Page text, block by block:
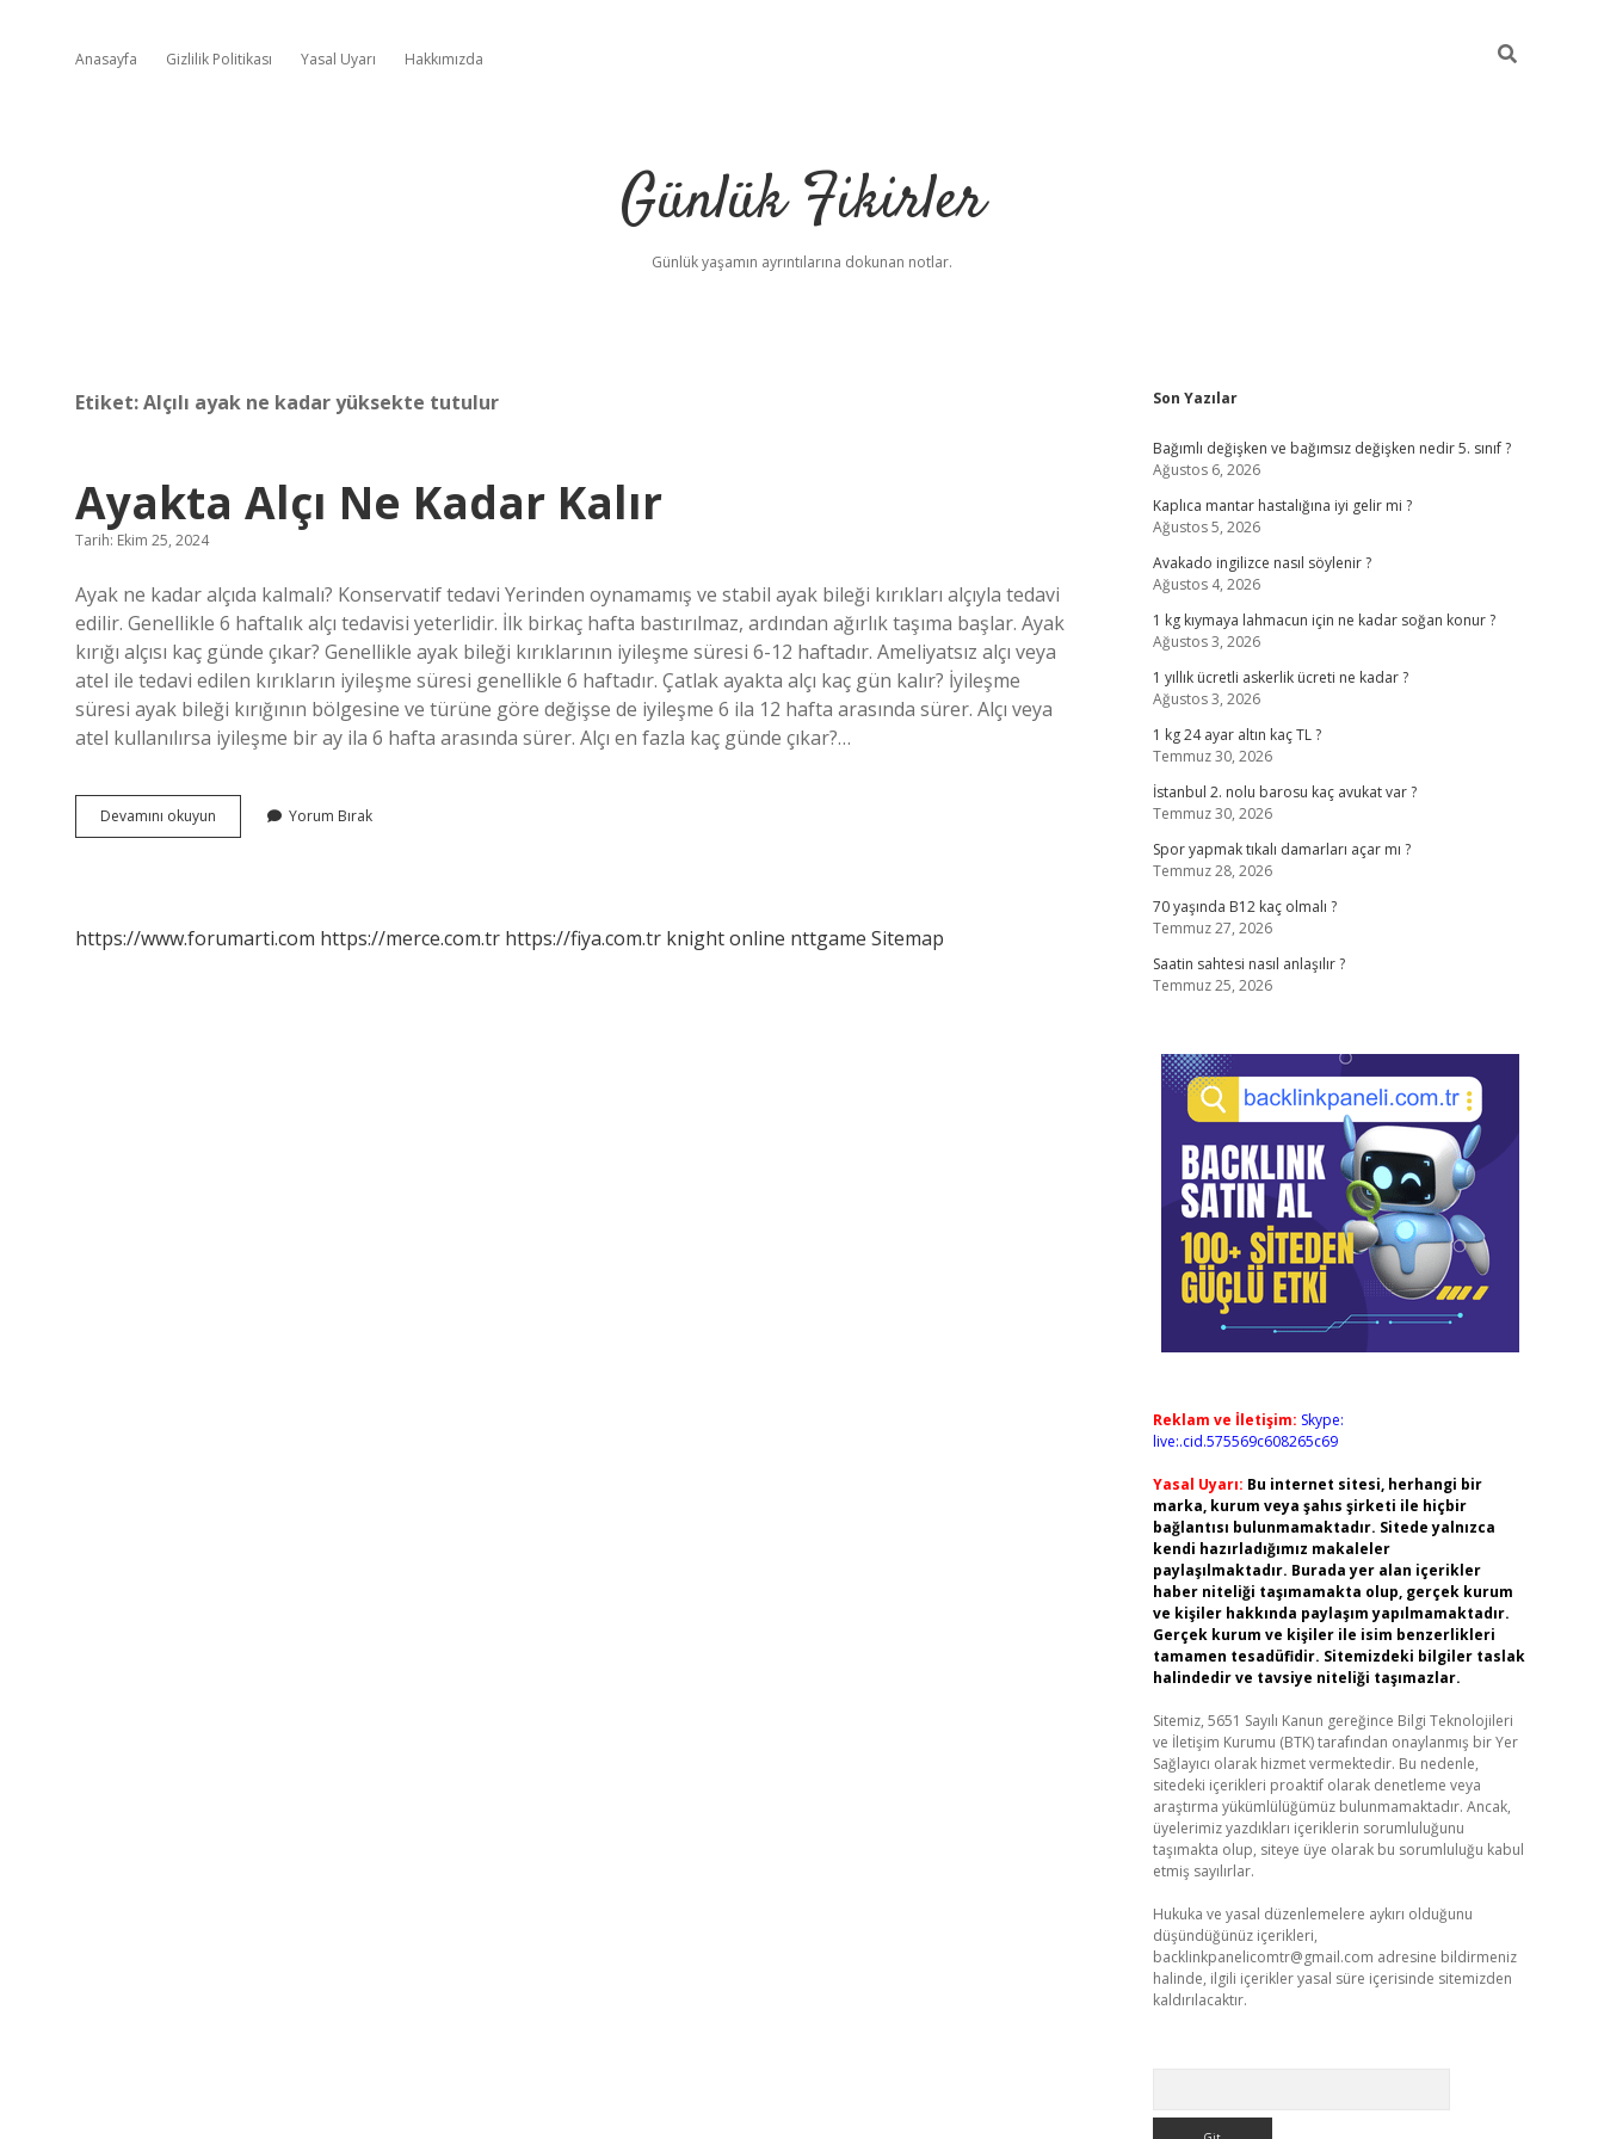
Anasayfa Gizlilik Politikası Yasal Uyarı Hakkımızda
Günlük Fikirler
Günlük yaşamın ayrıntılarına dokunan notlar.
Etiket:Alçılı ayak ne kadar yüksekte tutulur
Ayakta Alçı Ne Kadar Kalır
Tarih: Ekim 25, 2024
Ayak ne kadar alçıda kalmalı? Konservatif tedavi Yerinden oynamamış ve stabil ayak bileği kırıkları alçıyla tedavi
edilir. Genellikle 6 haftalık alçı tedavisi yeterlidir. İlk birkaç hafta bastırılmaz, ardından ağırlık taşıma başlar. Ayak
kırığı alçısı kaç günde çıkar? Genellikle ayak bileği kırıklarının iyileşme süresi 6-12 haftadır. Ameliyatsız alçı veya
atel ile tedavi edilen kırıkların iyileşme süresi genellikle 6 haftadır. Çatlak ayakta alçı kaç gün kalır? İyileşme
süresi ayak bileği kırığının bölgesine ve türüne göre değişse de iyileşme 6 ila 12 hafta arasında sürer. Alçı veya
atel kullanılırsa iyileşme bir ay ila 6 hafta arasında sürer. Alçı en fazla kaç günde çıkar?…
Devamını okuyun
Alçı
Yorum Bırak
https://www.forumarti.com https://merce.com.tr https://fiya.com.tr knight online nttgame Sitemap
Sidebar
Son Yazılar
Bağımlı değişken ve bağımsız değişken nedir 5. sınıf ?
Ağustos 6, 2026
Kaplıca mantar hastalığına iyi gelir mi ?
Ağustos 5, 2026
Avakado ingilizce nasıl söylenir ?
Ağustos 4, 2026
1 kg kıymaya lahmacun için ne kadar soğan konur ?
Ağustos 3, 2026
1 yıllık ücretli askerlik ücreti ne kadar ?
Ağustos 3, 2026
1 kg 24 ayar altın kaç TL ?
Temmuz 30, 2026
İstanbul 2. nolu barosu kaç avukat var ?
Temmuz 30, 2026
Spor yapmak tıkalı damarları açar mı ?
Temmuz 28, 2026
70 yaşında B12 kaç olmalı ?
Temmuz 27, 2026
Saatin sahtesi nasıl anlaşılır ?
Temmuz 25, 2026
Reklam ve İletişim: Skype:
live:.cid.575569c608265c69
Yasal Uyarı: Bu internet sitesi, herhangi bir
marka, kurum veya şahıs şirketi ile hiçbir
bağlantısı bulunmamaktadır. Sitede yalnızca
kendi hazırladığımız makaleler
paylaşılmaktadır. Burada yer alan içerikler
haber niteliği taşımamakta olup, gerçek kurum
ve kişiler hakkında paylaşım yapılmamaktadır.
Gerçek kurum ve kişiler ile isim benzerlikleri
tamamen tesadüfidir. Sitemizdeki bilgiler taslak
halindedir ve tavsiye niteliği taşımazlar.
Sitemiz, 5651 Sayılı Kanun gereğince Bilgi Teknolojileri
ve İletişim Kurumu (BTK) tarafından onaylanmış bir Yer
Sağlayıcı olarak hizmet vermektedir. Bu nedenle,
sitedeki içerikleri proaktif olarak denetleme veya
araştırma yükümlülüğümüz bulunmamaktadır. Ancak,
üyelerimiz yazdıkları içeriklerin sorumluluğunu
taşımakta olup, siteye üye olarak bu sorumluluğu kabul
etmiş sayılırlar.
Hukuka ve yasal düzenlemelere aykırı olduğunu
düşündüğünüz içerikleri,
backlinkpanelicomtr@gmail.com adresine bildirmeniz
halinde, ilgili içerikler yasal süre içerisinde sitemizden
kaldırılacaktır.